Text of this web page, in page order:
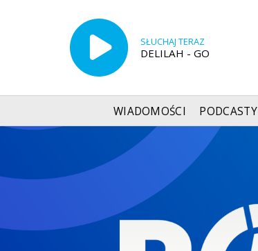
SŁUCHAJ TERAZ
DELILAH - GO
WIADOMOŚCI PODCASTY